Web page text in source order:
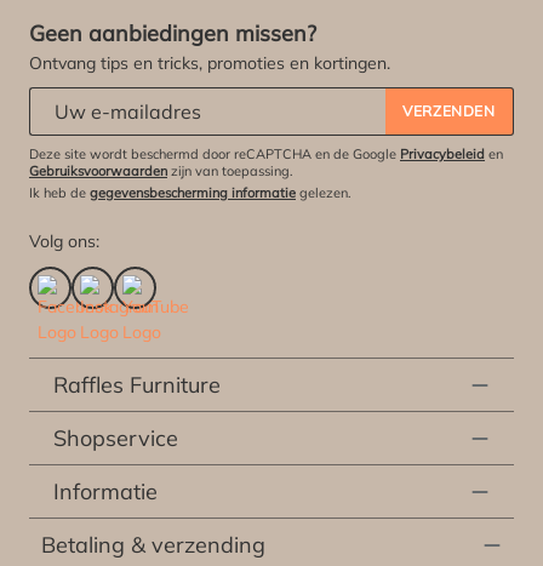
Geen aanbiedingen missen?
Ontvang tips en tricks, promoties en kortingen.
VERZENDEN
Deze site wordt beschermd door reCAPTCHA en de Google Privacybeleid en
Gebruiksvoorwaarden zijn van toepassing.
Ik heb de gegevensbescherming informatie gelezen.
Volg ons:
Raffles Furniture
Shopservice
Informatie
Betaling & verzending